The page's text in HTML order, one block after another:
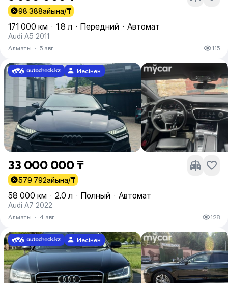
98 388айына/₸
171 000 км · 1.8 л · Передний · Автомат
Audi A5 2011
Алматы · 5 авг 115
Иесінен
33 000 000 ₸
579 792айына/₸
58 000 км · 2.0 л · Полный · Автомат
Audi A7 2022
Алматы · 4 авг 128
Иесінен